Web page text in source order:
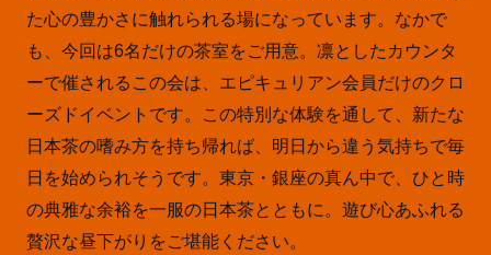
た心の豊かさに触れられる場になっています。なかで
も、今回は6名だけの茶室をご用意。凛としたカウンタ
ーで催されるこの会は、エピキュリアン会員だけのクロ
ーズドイベントです。この特別な体験を通して、新たな
日本茶の嗜み方を持ち帰れば、明日から違う気持ちで毎
日を始められそうです。東京・銀座の真ん中で、ひと時
の典雅な余裕を一服の日本茶とともに。遊び心あふれる
贅沢な昼下がりをご堪能ください。